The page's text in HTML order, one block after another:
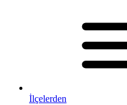
İlçelerden